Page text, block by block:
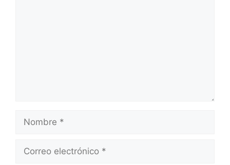
Nombre
Correo